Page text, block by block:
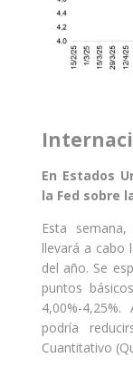
En Estados
la Fed sobre
Esta
llevará a cabo
del año. Se
puntos
4,00%-
podría
Cuantitativo